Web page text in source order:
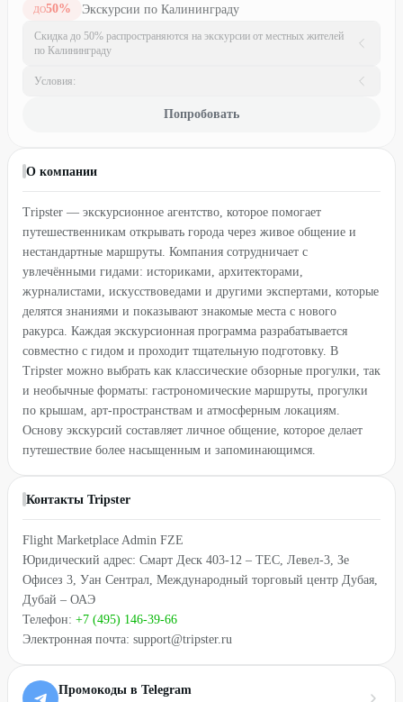
ДО50% Экскурсии по Калининграду
Скидка до 50% распространяются на экскурсии от местных жителей
по Калининграду
Условия:
Попробовать
О компании
Tripster — экскурсионное агентство, которое помогает
путешественникам открывать города через живое общение и
нестандартные маршруты. Компания сотрудничает с
увлечёнными гидами: историками, архитекторами,
журналистами, искусствоведами и другими экспертами, которые
делятся знаниями и показывают знакомые места с нового
ракурса. Каждая экскурсионная программа разрабатывается
совместно с гидом и проходит тщательную подготовку. В
Tripster можно выбрать как классические обзорные прогулки, так
и необычные форматы: гастрономические маршруты, прогулки
по крышам, арт-пространствам и атмосферным локациям.
Основу экскурсий составляет личное общение, которое делает
путешествие более насыщенным и запоминающимся.
Контакты Tripster
Flight Marketplace Admin FZE
Юридический адрес: Смарт Деск 403-12 – TEC, Левел-3, Зе
Офисез 3, Уан Сентрал, Международный торговый центр Дубая,
Дубай – ОАЭ
Телефон: +7 (495) 146-39-66
Электронная почта: support@tripster.ru
Промокоды в Telegram